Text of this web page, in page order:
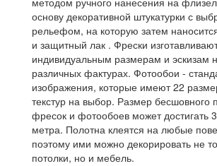
основу декоративной штукатурки с
рельефом, на которую затем
и защитный лак . Фрески
индивидуальным размерам и эскизам
различных фактурах. Фотообои -
изображения, которые имеют 22
текстур на выбор. Размер бесшовного
фресок и фотообоев может достигать
метра. Полотна клеятся на любые
поэтому ими можно декорировать не
потолки, но и мебель.